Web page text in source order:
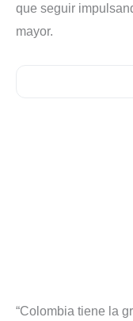
que seguir
mayor.
“Colombia tiene la